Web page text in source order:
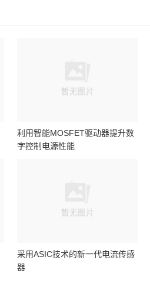
利用智能MOSFET驱动器提升数
字控制电源性能
采用ASIC技术的新一代电流传感
器